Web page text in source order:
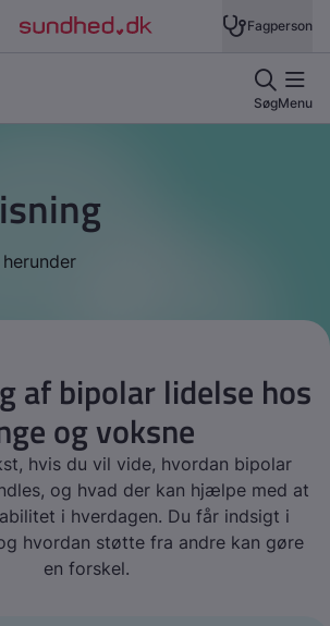
af bipolar lidelse hos
og voksne
hvis du vil vide, hvordan bipolar
og hvad der kan hjælpe med at
i hverdagen. Du får indsigt i
hvordan støtte fra andre kan gøre
en forskel.